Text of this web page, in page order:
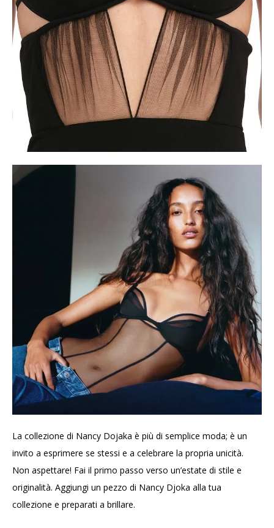
La collezione di Nancy Dojaka è più di semplice moda; è un
invito a esprimere se stessi e a celebrare la propria unicità.
Non aspettare! Fai il primo passo verso un’estate di stile e
originalità. Aggiungi un pezzo di Nancy Djoka alla tua
collezione e preparati a brillare.